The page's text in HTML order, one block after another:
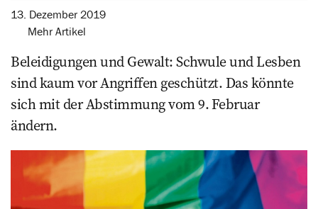
13. Dezember 2019
Mehr Artikel
Beleidigungen und Gewalt: Schwule und Lesben
sind kaum vor Angriffen geschützt. Das könnte
sich mit der Abstimmung vom 9. Februar
ändern.